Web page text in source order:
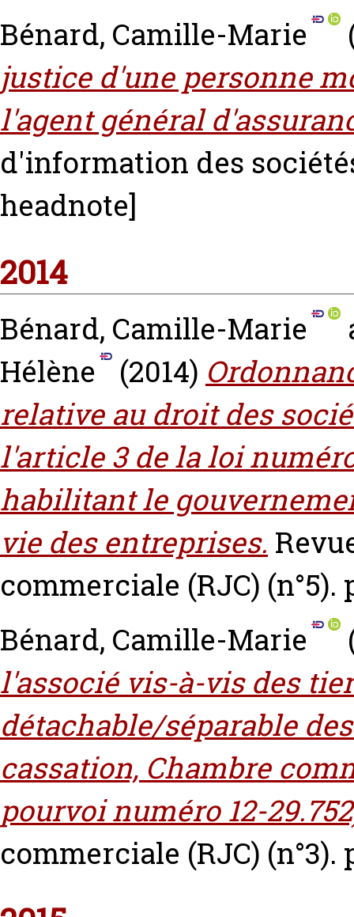
Bénard, Camille-Marie
justice d'une personne
l'agent général
d'information des
headnote]
2014
Bénard, Camille-Marie
Hélène
(2014)
relative au droit des
l'article 3 de la loi
habilitant le
vie des entreprises.
commerciale (RJC) (n°5).
Bénard, Camille-Marie
l'associé vis-à-vis des
détachable/séparable
cassation, Chambre
pourvoi numéro 12-
commerciale (RJC) (n°3).